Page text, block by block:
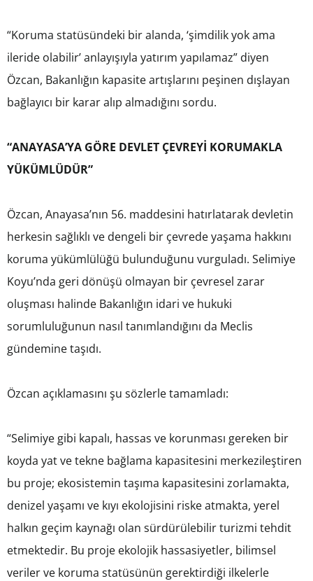
“Koruma statüsündeki bir alanda, ‘şimdilik yok ama
ileride olabilir’ anlayışıyla yatırım yapılamaz” diyen
Özcan, Bakanlığın kapasite artışlarını peşinen dışlayan
bağlayıcı bir karar alıp almadığını sordu.
“ANAYASA’YA GÖRE DEVLET ÇEVREYİ KORUMAKLA
YÜKÜMLÜDÜR”
Özcan, Anayasa’nın 56. maddesini hatırlatarak devletin
herkesin sağlıklı ve dengeli bir çevrede yaşama hakkını
koruma yükümlülüğü bulunduğunu vurguladı. Selimiye
Koyu’nda geri dönüşü olmayan bir çevresel zarar
oluşması halinde Bakanlığın idari ve hukuki
sorumluluğunun nasıl tanımlandığını da Meclis
gündemine taşıdı.
Özcan açıklamasını şu sözlerle tamamladı:
“Selimiye gibi kapalı, hassas ve korunması gereken bir
koyda yat ve tekne bağlama kapasitesini merkezileştiren
bu proje; ekosistemin taşıma kapasitesini zorlamakta,
denizel yaşamı ve kıyı ekolojisini riske atmakta, yerel
halkın geçim kaynağı olan sürdürülebilir turizmi tehdit
etmektedir. Bu proje ekolojik hassasiyetler, bilimsel
veriler ve koruma statüsünün gerektirdiği ilkelerle